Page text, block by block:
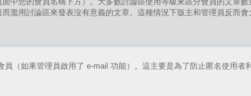
濫用討論區來發表沒有意義的文章。這種情況下版主和管理員反而會
（如果管理員啟用了 e-mail 功能）。這主要是為了防止匿名使用者